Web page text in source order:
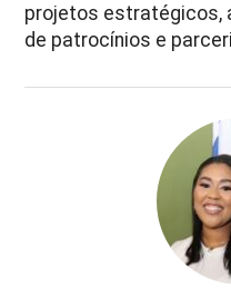
projetos estratégicos,
de patrocínios e